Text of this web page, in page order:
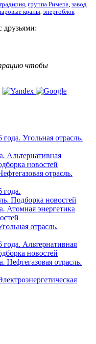
градирня, группа Римера, завод
краны, энергоблок
друзьями:
чтобы
Угольная отрасль.
Альтернативная
новостей
отрасль.
года.
Подборка новостей
Атомная энергетика
отрасль.
Альтернативная
новостей
Нефтегазовая отрасль.